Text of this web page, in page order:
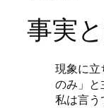
事実
現象に立
のみ」と
私は言う